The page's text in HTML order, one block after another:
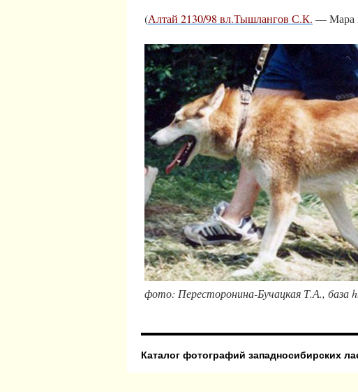
(Алтай 2130/98 вл.Тышлангов С.К. — Мара
фото: Пересторонина-Бучацкая Т.А., база
Каталог фотографий западносибирских